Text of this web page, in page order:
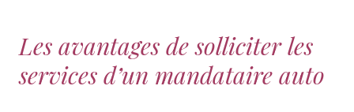
Les avantages de solliciter les
services d’un mandataire auto